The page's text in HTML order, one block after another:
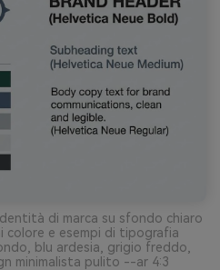
di marca su sfondo chiaro
colore e esempi di tipografia
blu ardesia, grigio freddo,
minimalista pulito --ar 4:3